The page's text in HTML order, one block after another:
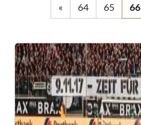
« 64 65 66